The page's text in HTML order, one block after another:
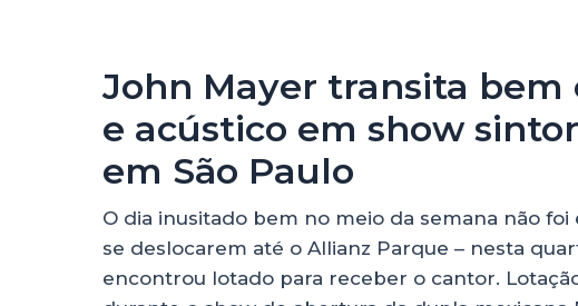
John Mayer transita
e acústico em show
em São Paulo
O dia inusitado bem no meio da semana não
se deslocarem até o Allianz Parque – nesta
encontrou lotado para receber o cantor.